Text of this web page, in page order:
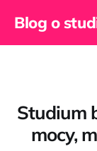
Blog o
Studium
mocy,